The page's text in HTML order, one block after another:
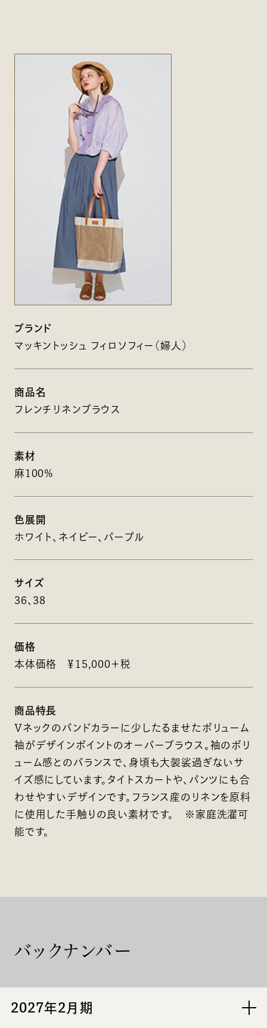
ブランド
マッキントッシュ フィロソフィー（婦人）
商品名
フレンチリネンブラウス
素材
麻100％
色展開
ホワイト、ネイビー、パープル
サイズ
36、38
価格
本体価格 ￥15,000＋税
商品特長
Vネックのバンドカラーに少したるませたボリューム
袖がデザインポイントのオーバーブラウス。袖のボリ
ューム感とのバランスで、身頃も大袈裟過ぎないサ
イズ感にしています。タイトスカートや、パンツにも合
わせやすいデザインです。フランス産のリネンを原料
に使用した手触りの良い素材です。 ※家庭洗濯可
能です。
バックナンバー
2027年2月期